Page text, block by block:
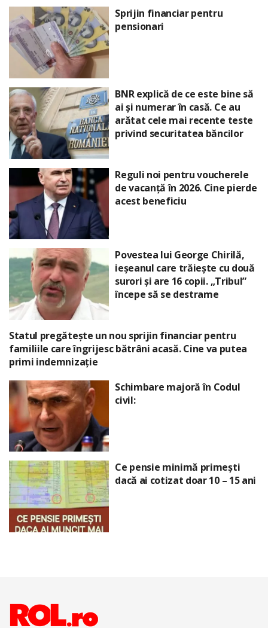
Sprijin financiar pentru
pensionari
BNR explică de ce este bine să
ai și numerar în casă. Ce au
arătat cele mai recente teste
privind securitatea băncilor
Reguli noi pentru voucherele
de vacanță în 2026. Cine pierde
acest beneficiu
Povestea lui George Chirilă,
ieșeanul care trăiește cu două
surori și are 16 copii. „Tribul”
începe să se destrame
Statul pregătește un nou sprijin financiar pentru
familiile care îngrijesc bătrâni acasă. Cine va putea
primi indemnizație
Schimbare majoră în Codul
civil:
Ce pensie minimă primești
dacă ai cotizat doar 10 – 15 ani